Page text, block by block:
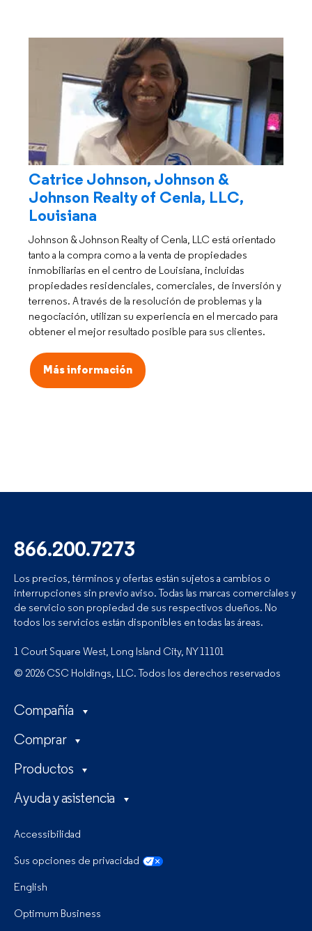
Catrice Johnson, Johnson &
Johnson Realty of Cenla, LLC,
Louisiana
Johnson & Johnson Realty of Cenla, LLC está orientado
tanto a la compra como a la venta de propiedades
inmobiliarias en el centro de Louisiana, incluidas
propiedades residenciales, comerciales, de inversión y
terrenos. A través de la resolución de problemas y la
negociación, utilizan su experiencia en el mercado para
obtener el mejor resultado posible para sus clientes.
Más información
866.200.7273
Los precios, términos y ofertas están sujetos a cambios o
interrupciones sin previo aviso. Todas las marcas comerciales y
de servicio son propiedad de sus respectivos dueños. No
todos los servicios están disponibles en todas las áreas.
1 Court Square West, Long Island City, NY 11101
© 2026 CSC Holdings, LLC. Todos los derechos reservados
Compañía
Comprar
Productos
Ayuda y asistencia
Accessibilidad
Sus opciones de privacidad
English
Optimum Business